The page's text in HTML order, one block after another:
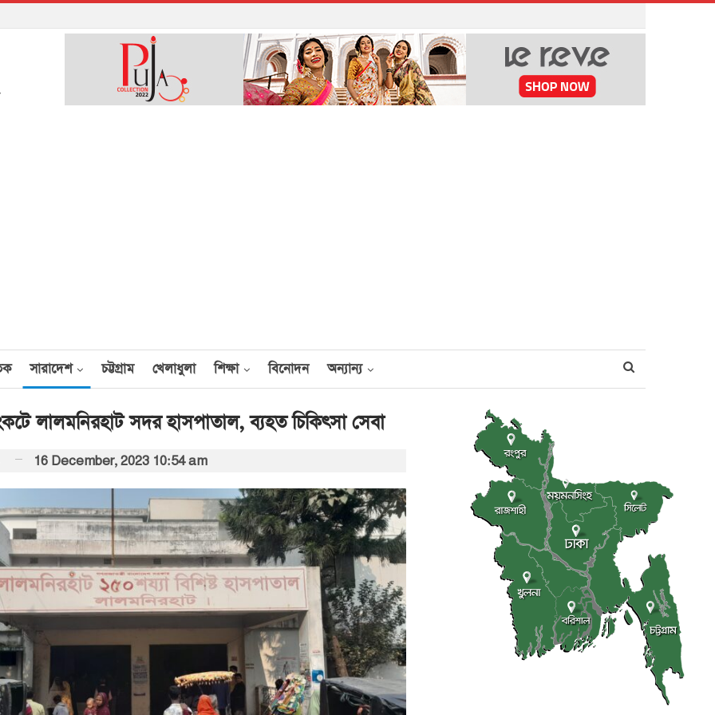
সারাদেশ চট্টগ্রাম খেলাধুলা শিক্ষা বিনোদন অন্যান্য
লালমনিরহাট সদর হাসপাতাল, ব্যহত চিকিৎসা সেবা
16 December, 2023 10:54 am
আন্তর্জাতিক
এক দিনে ৪০ হিজবুল্লাহ
যোদ্ধাকে হত্যার দাবি
ইসরায়েলের
আর্কাইভ থেকে
অন্তর্বর্তী সরকারের সময়ের
অধ্যাদেশ সংসদে উপস্থাপন
প্রধানমন্ত্রীর সঙ্গে সৌদি